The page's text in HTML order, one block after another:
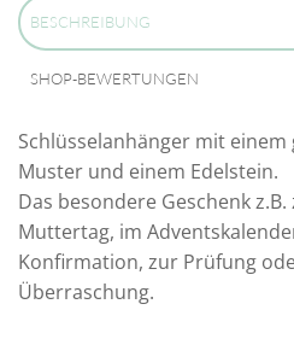
BESCHREIBUNG
SHOP-BEWERTUNGEN
Schlüsselanhänger mit
Muster und einem Edelstein.
Das besondere Geschenk
Muttertag, im
Konfirmation, zur Prüfung
Überraschung.